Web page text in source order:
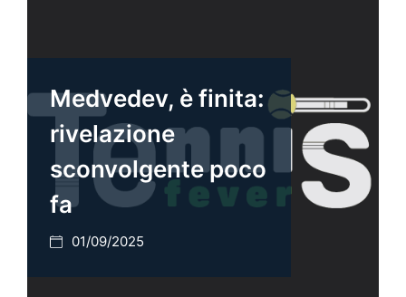
Medvedev, è finita:
rivelazione
sconvolgente poco
fa
01/09/2025